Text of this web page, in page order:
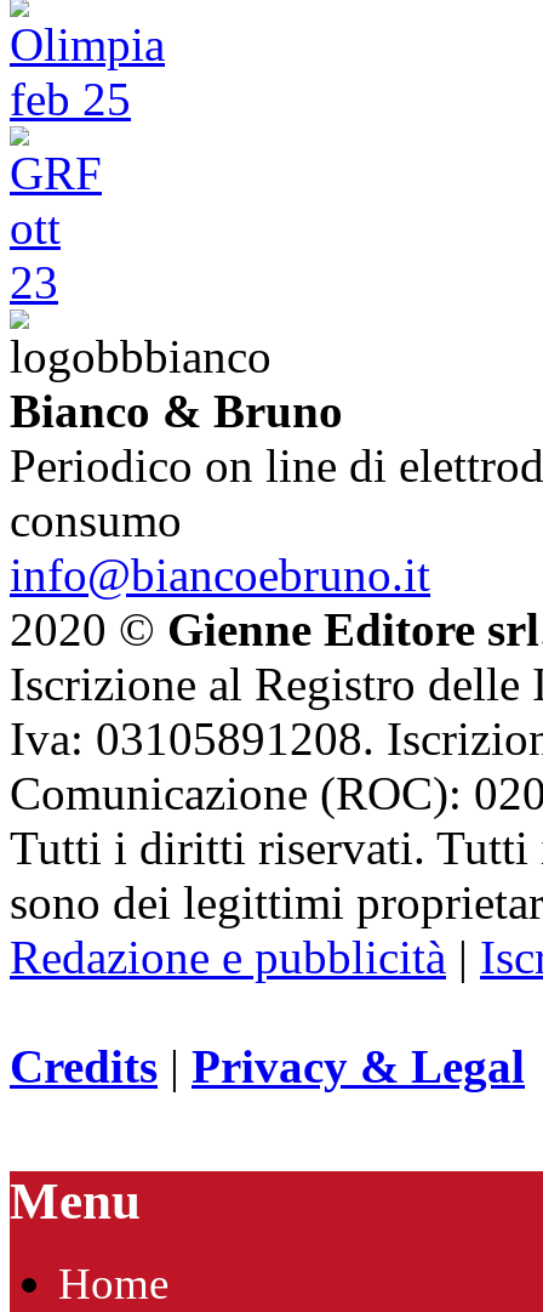
Bianco & Bruno
Periodico on line di
consumo
info@biancoebruno.it
2020 © Gienne Editore srl
Iscrizione al Registro delle
Iva: 03105891208.
Comunicazione (ROC):
Tutti i diritti riservati. Tutti
sono dei legittimi
Redazione e pubblicità |
Credits | Privacy & Legal
Menu
Home